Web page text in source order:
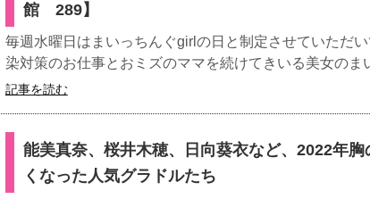
館 289】
毎週水曜日はまいっちんぐgirlの日と制定させていただ
染対策のお仕事とおミズのママを続けてきいる美女のま
記事を読む
能美真奈、桜井木穂、日向葵衣など、2022年胸
くなった人気グラドルたち